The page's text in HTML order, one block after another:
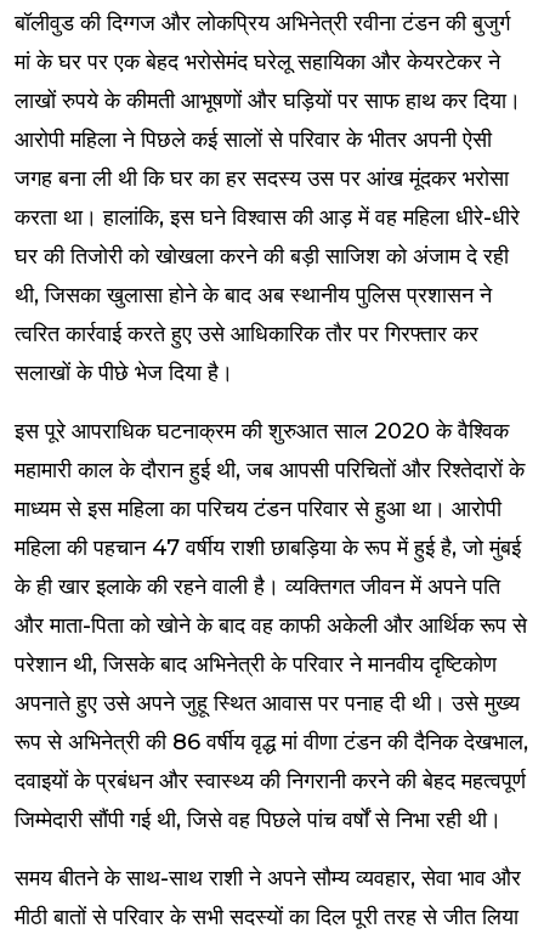
बॉलीवुड की दिग्गज और लोकप्रिय अभिनेत्री रवीना टंडन की बुजुर्ग
मां के घर पर एक बेहद भरोसेमंद घरेलू सहायिका और केयरटेकर ने
लाखों रुपये के कीमती आभूषणों और घड़ियों पर साफ हाथ कर दिया।
आरोपी महिला ने पिछले कई सालों से परिवार के भीतर अपनी ऐसी
जगह बना ली थी कि घर का हर सदस्य उस पर आंख मूंदकर भरोसा
करता था। हालांकि, इस घने विश्वास की आड़ में वह महिला धीरे-धीरे
घर की तिजोरी को खोखला करने की बड़ी साजिश को अंजाम दे रही
थी, जिसका खुलासा होने के बाद अब स्थानीय पुलिस प्रशासन ने
त्वरित कार्रवाई करते हुए उसे आधिकारिक तौर पर गिरफ्तार कर
सलाखों के पीछे भेज दिया है।
इस पूरे आपराधिक घटनाक्रम की शुरुआत साल 2020 के वैश्विक
महामारी काल के दौरान हुई थी, जब आपसी परिचितों और रिश्तेदारों के
माध्यम से इस महिला का परिचय टंडन परिवार से हुआ था। आरोपी
महिला की पहचान 47 वर्षीय राशी छाबड़िया के रूप में हुई है, जो मुंबई
के ही खार इलाके की रहने वाली है। व्यक्तिगत जीवन में अपने पति
और माता-पिता को खोने के बाद वह काफी अकेली और आर्थिक रूप से
परेशान थी, जिसके बाद अभिनेत्री के परिवार ने मानवीय दृष्टिकोण
अपनाते हुए उसे अपने जुहू स्थित आवास पर पनाह दी थी। उसे मुख्य
रूप से अभिनेत्री की 86 वर्षीय वृद्ध मां वीणा टंडन की दैनिक देखभाल,
दवाइयों के प्रबंधन और स्वास्थ्य की निगरानी करने की बेहद महत्वपूर्ण
जिम्मेदारी सौंपी गई थी, जिसे वह पिछले पांच वर्षों से निभा रही थी।
समय बीतने के साथ-साथ राशी ने अपने सौम्य व्यवहार, सेवा भाव और
मीठी बातों से परिवार के सभी सदस्यों का दिल पूरी तरह से जीत लिया